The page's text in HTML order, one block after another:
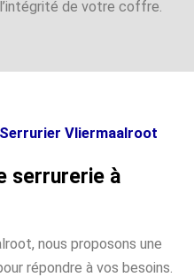
de votre coffre.
Vliermaalroot
serrurerie à
nous proposons une
répondre à vos besoins.